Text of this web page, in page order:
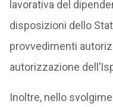
lavorativa del
disposizioni dello
provvedimenti
autorizzazione
Inoltre, nello